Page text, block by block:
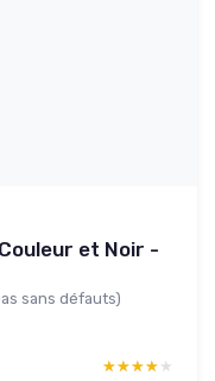
et Noir -
sans défauts)
★★★★★
★★★★★